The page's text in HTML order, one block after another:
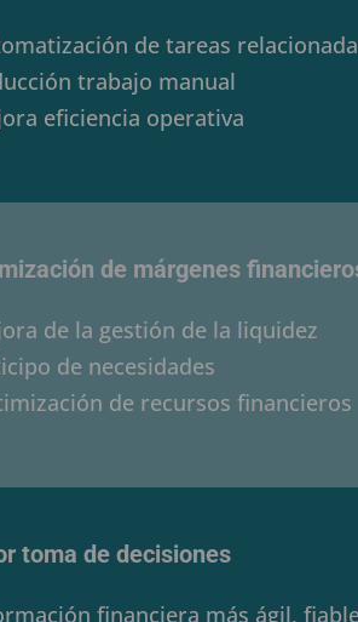
de tareas
trabajo manual
eficiencia operativa
de márgenes
de la gestión de la liquidez
de necesidades
de recursos financieros
toma de decisiones
financiera más ágil,